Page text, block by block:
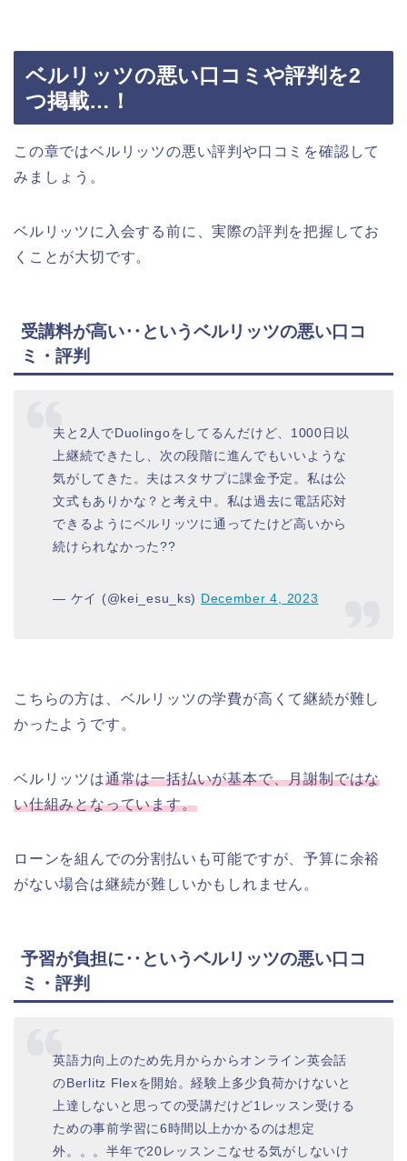
ベルリッツの悪い口コミや評判を2
つ掲載…！
この章ではベルリッツの悪い評判や口コミを確認して
みましょう。
ベルリッツに入会する前に、実際の評判を把握してお
くことが大切です。
受講料が高い‥というベルリッツの悪い口コ
ミ・評判
夫と2人でDuolingoをしてるんだけど、1000日以
上継続できたし、次の段階に進んでもいいような
気がしてきた。夫はスタサプに課金予定。私は公
文式もありかな？と考え中。私は過去に電話応対
できるようにベルリッツに通ってたけど高いから
続けられなかった??
— ケイ (@kei_esu_ks) December 4, 2023
こちらの方は、ベルリッツの学費が高くて継続が難し
かったようです。
ベルリッツは通常は一括払いが基本で、月謝制ではな
い仕組みとなっています。
ローンを組んでの分割払いも可能ですが、予算に余裕
がない場合は継続が難しいかもしれません。
予習が負担に‥というベルリッツの悪い口コ
ミ・評判
英語力向上のため先月からからオンライン英会話
のBerlitz Flexを開始。経験上多少負荷かけないと
上達しないと思っての受講だけど1レッスン受ける
ための事前学習に6時間以上かかるのは想定
外。。。半年で20レッスンこなせる気がしないけ